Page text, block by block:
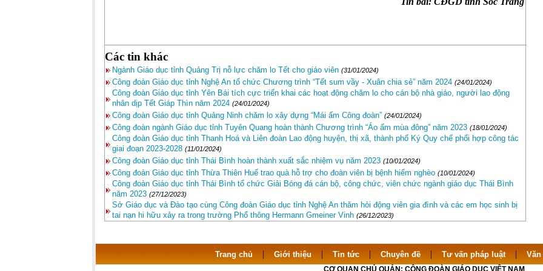
Các tin khác
Ngành Giáo dục tỉnh Quảng Trị nỗ lực chăm lo Tết cho giáo viên (31/01/2024)
Công đoàn Giáo dục tỉnh Nghệ An tổ chức Chương trình “Tết sum vầy - Xuân chia sẻ” năm 2024 (24/01/2024)
Công đoàn Giáo dục tỉnh Yên Bái tích cực triển khai các hoạt động chăm lo cho cán bộ nhà giáo, người lao động
nhân dịp Tết Giáp Thìn năm 2024 (24/01/2024)
Công đoàn Giáo dục tỉnh Quảng Ninh chăm lo xây dựng “Mái ấm Công đoàn” (24/01/2024)
Công đoàn ngành Giáo dục tỉnh Tuyên Quang hoàn thành Chương trình “Áo ấm mùa đông” năm 2023 (18/01/2024)
Công đoàn Giáo dục tỉnh Thanh Hoá và Liên đoàn Lao động huyện, thị xã, thành phố Ký Quy chế phối hợp công tác
giai đoạn 2023-2028 (11/01/2024)
Công đoàn Giáo dục tỉnh Thái Bình hoàn thành xuất sắc nhiệm vụ năm 2023 (10/01/2024)
Công đoàn Giáo dục tỉnh Thừa Thiên Huế trao quà hỗ trợ cho đoàn viên bị bệnh hiểm nghèo (10/01/2024)
Công đoàn Giáo dục tỉnh Thái Bình tổ chức Giải Bóng đá cán bộ, công chức, viên chức ngành giáo dục Thái Bình
năm 2023 (27/12/2023)
Sở Giáo dục và Đào tạo cùng Công đoàn Giáo dục tỉnh Nghệ An thăm hỏi động viên gia đình và các em học sinh bị
tai nạn hi hữu xảy ra trong trường Phổ thông Hermann Gmeiner Vinh (26/12/2023)
Trang chủ | Giới thiệu | Tin tức| Chuyên đề| Tư vấn pháp luật| Văn
CƠ QUAN CHỦ QUẢN: CÔNG ĐOÀN GIÁO DỤC VIỆT NAM